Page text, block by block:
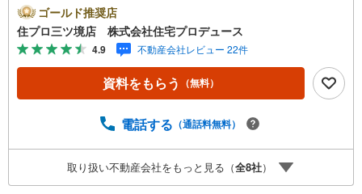
市・海老名市エリアに強い！ 住プロは座間市・相模原市・
海老名市エリアの不動産売買専門会社です！最新物件情報
や当社限定で販売する物件情報も多数ございますので、お
気軽にお問合せ下さい！ -------------- 弊社独自の住宅ローン
提案システム 弊社ではファイナンシャル専門スタッフによ
る【丁寧な資金アドバイス】【ファイナンシャルプラン提
様が多い【定年時の住宅ローン残高】【住宅購入者だけが
特別ボーナス】これから多くなる【教育費】住宅を買った
後から始まる【住宅ローン返済】65歳以上から必要になる
【老後の費用負担】住宅探しの【このタイミング】で不安
ゴールド推奨店
住プロ三ツ境店 株式会社住宅プロデュース
4.9 不動産会社レビュー 22件
資料をもらう （無料）
電話する （通話料無料）
取り扱い不動産会社をもっと見る（全8社）